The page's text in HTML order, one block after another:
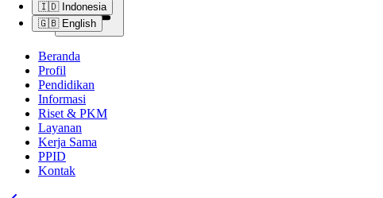
🇮🇩 Indonesia
🇬🇧 English
Beranda
Profil
Pendidikan
Informasi
Riset & PKM
Layanan
Kerja Sama
PPID
Kontak